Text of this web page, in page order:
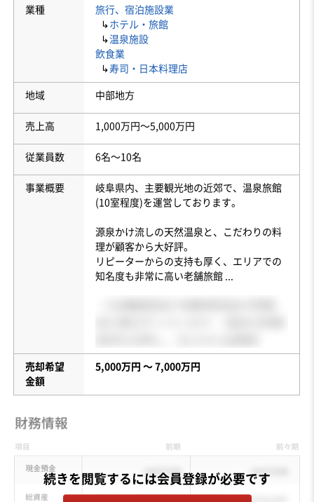
業種
旅行、宿泊施設業
↳ ホテル・旅館
↳温泉施設
飲食業
↳寿司・日本料理店
地域 中部地方
売上高 1,000万円〜5,000万円
従業員数 6名〜10名
事業概要
岐阜県内、主要観光地の近郊で、温泉旅館
(10室程度)を運営しております。
源泉かけ流しの天然温泉と、こだわりの料
理が顧客から大好評。
リピーターからの支持も厚く、エリアでの
知名度も非常に高い老舗旅館
売却希望
金額
5,000万円 〜 7,000万円